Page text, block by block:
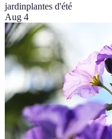
jardinplantes d'été
Aug 4